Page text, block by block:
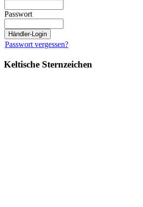
Passwort
Passwort vergessen?
Keltische Sternzeichen